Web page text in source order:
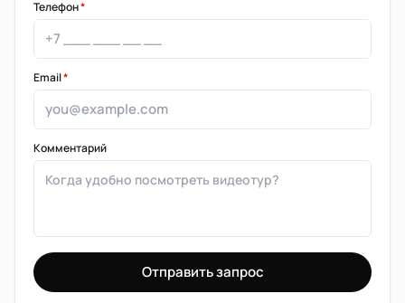
Телефон*
Email*
Комментарий
Отправить запрос